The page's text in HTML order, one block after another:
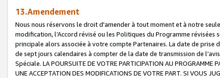
13.Amendement
Nous nous réservons le droit d'amender à tout moment et à notre
modification, l’Accord révisé ou les Politiques du Programme
principale alors associée à votre compte Partenaires. La date de
de sept jours calendaires à compter de la date de transmission de
Spéciale. LA POURSUITE DE VOTRE PARTICIPATION AU PROGRAMME
UNE ACCEPTATION DES MODIFICATIONS DE VOTRE PART. SI VOUS